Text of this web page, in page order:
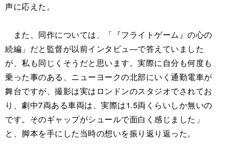
声に応えた。
また、同作については、「『フライトゲーム』の心の
続編」だと監督が以前インタビュ―で答えていました
が、私も同じくそうだと思います。実際に自分も何度も
乗った事のある、ニューヨークの北部にいく通勤電車が
舞台ですが、撮影は実はロンドンのスタジオでされてお
り、劇中7両ある車両は、実際は1.5両くらいしか無いの
です。そのギャップがシュールで面白く感じました」
と、脚本を手にした当時の想いを振り返り返った。